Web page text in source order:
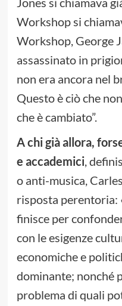
Workshop si
Workshop, George
assassinato in
non era ancora nel
Questo è ciò che
che è cambiato”.
A chi già allora,
e accademici,
o anti-musica,
risposta perentoria:
finisce per
con le esigenze
economiche e
dominante; nonché
problema di quali